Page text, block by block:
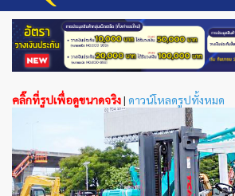
คลิ๊กที่รูปเพื่อดูขนาดจริง| ดาวน์โหลดรูปทั้งหมด